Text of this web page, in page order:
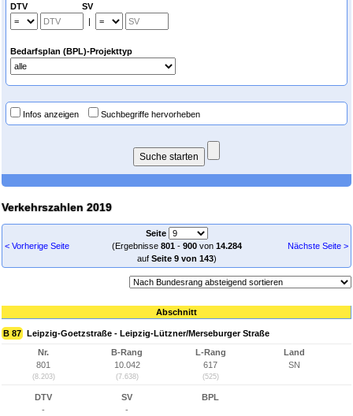
DTV SV
|
Bedarfsplan (BPL)-Projekttyp
Infos anzeigen Suchbegriffe hervorheben
Verkehrszahlen 2019
< Vorherige Seite
Seite
(Ergebnisse 801- 900von 14.284
auf Seite 9 von 143)
Nächste Seite >
Abschnitt
B 87 Leipzig-Goetzstraße - Leipzig-Lützner/Merseburger Straße
Nr.
801
(8.203)
B-Rang
10.042
(7.638)
L-Rang
617
(525)
Land
SN
DTV
-
SV
-
BPL